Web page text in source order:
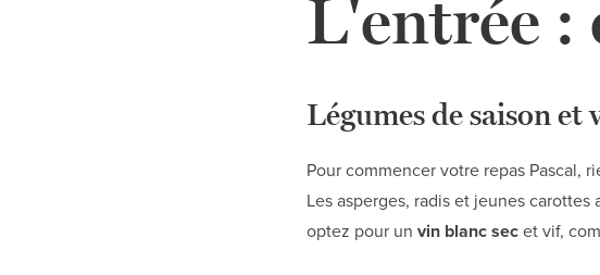
L'entrée :
Légumes de saison et
Pour commencer votre repas Pascal,
Les asperges, radis et jeunes
optez pour un vin blanc sec et vif,